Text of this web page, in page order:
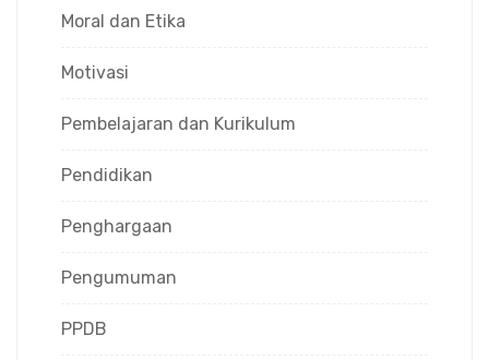
Moral dan Etika
Motivasi
Pembelajaran dan Kurikulum
Pendidikan
Penghargaan
Pengumuman
PPDB